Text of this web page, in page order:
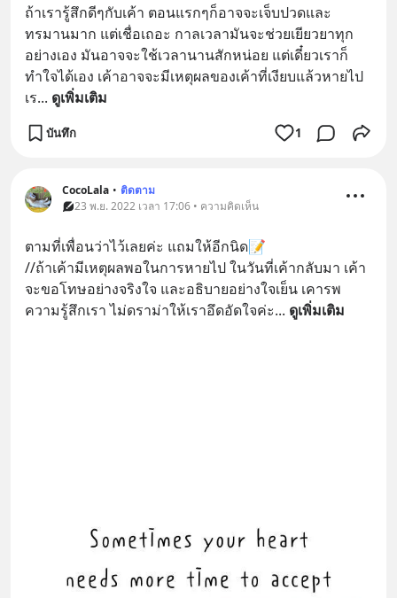
ถ้าเรารู้สึกดีๆกับเค้า ตอนแรกๆก็อาจจะเจ็บปวดและ
ทรมานมาก แต่เชื่อเถอะ กาลเวลามันจะช่วยเยียวยาทุก
อย่างเอง มันอาจจะใช้เวลานานสักหน่อย แต่เดี๋ยวเราก็
ทำใจได้เอง เค้าอาจจะมีเหตุผลของเค้าที่เงียบแล้วหายไป
เร... ดูเพิ่มเติม
บันทึก 1
CocoLala • ติดตาม
23 พ.ย. 2022 เวลา 17:06 • ความคิดเห็น
ตามที่เพื่อนว่าไว้เลยค่ะ แถมให้อีกนิด📝
//ถ้าเค้ามีเหตุผลพอในการหายไป ในวันที่เค้ากลับมา เค้า
จะขอโทษอย่างจริงใจ และอธิบายอย่างใจเย็น เคารพ
ความรู้สึกเรา ไม่ดราม่าให้เราอึดอัดใจค่ะ... ดูเพิ่มเติม